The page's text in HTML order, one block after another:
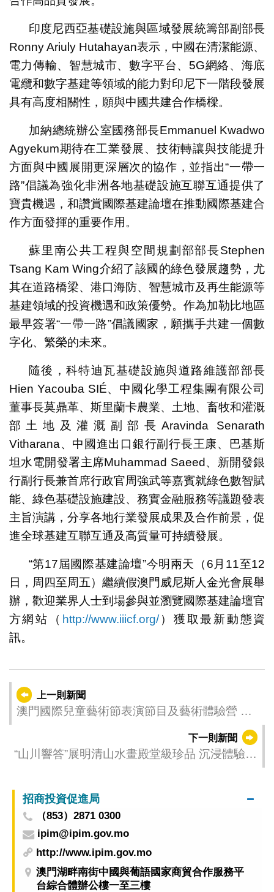
印度尼西亞基礎設施與區域發展統籌部副部長
Ronny Ariuly Hutahayan表示，中國在清潔能源、
電力傳輸、智慧城市、數字平台、5G網絡、海底
電纜和數字基建等領域的能力對印尼下一階段發展
具有高度相關性，願與中國共建合作橋樑。
加納總統辦公室國務部長Emmanuel Kwadwo
Agyekum期待在工業發展、技術轉讓與技能提升
方面與中國展開更深層次的協作，並指出“一帶一
路”倡議為強化非洲各地基礎設施互聯互通提供了
寶貴機遇，和讚賞國際基建論壇在推動國際基建合
作方面發揮的重要作用。
蘇里南公共工程與空間規劃部部長Stephen
Tsang Kam Wing介紹了該國的綠色發展趨勢，尤
其在道路橋梁、港口海防、智慧城市及再生能源等
基建領域的投資機遇和政策優勢。作為加勒比地區
最早簽署“一帶一路”倡議國家，願攜手共建一個數
字化、繁榮的未來。
隨後，科特迪瓦基礎設施與道路維護部部長
Hien Yacouba SIÉ、中國化學工程集團有限公司
董事長莫鼎革、斯里蘭卡農業、土地、畜牧和灌溉
部土地及灌溉副部長Aravinda Senarath
Vitharana、中國進出口銀行副行長王康、巴基斯
坦水電開發署主席Muhammad Saeed、新開發銀
行副行長兼首席行政官周強武等嘉賓就綠色數智賦
能、綠色基礎設施建設、務實金融服務等議題發表
主旨演講，分享各地行業發展成果及合作前景，促
進全球基建互聯互通及高質量可持續發展。
“第17屆國際基建論壇”今明兩天（6月11至12
日，周四至周五）繼續假澳門威尼斯人金光會展舉
辦，歡迎業界人士到場參與並瀏覽國際基建論壇官
方網站（ http://www.iiicf.org/）獲取最新動態資
訊。
上一則新聞
澳門國際兒童藝術節表演節目及藝術體驗營 門
下一則新聞
“山川響答”展明清山水畫殿堂級珍品 沉浸體驗與
招商投資促進局
（853）2871 0300
ipim@ipim.gov.mo
http://www.ipim.gov.mo
澳門湖畔南街中國與葡語國家商貿合作服務平
台綜合體辦公樓一至三樓